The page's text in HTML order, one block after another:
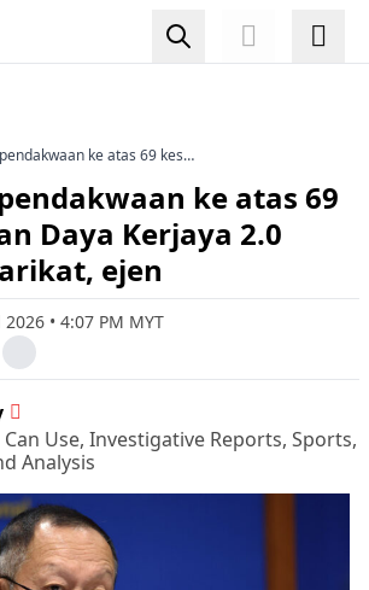
ke atas 69 kes
ke atas 69
Daya Kerjaya 2.0
ejen
2026 • 4:07 PM MYT
Can Use, Investigative Reports, Sports,
Analysis